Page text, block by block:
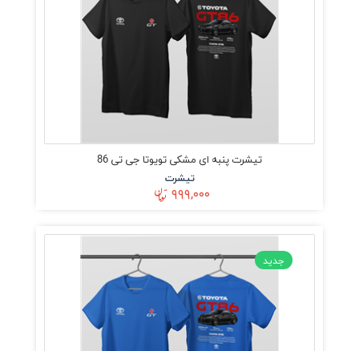
تیشرت پنبه ای مشکی تویوتا جی تی 86
تیشرت
۹۹۹,۰۰۰
جدید